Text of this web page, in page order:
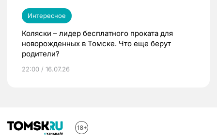
Интересное
Коляски – лидер бесплатного проката для
новорожденных в Томске. Что еще берут
родители?
22:00 / 16.07.26